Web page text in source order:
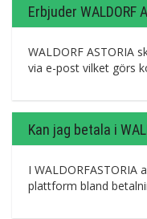
Erbjuder WALDORF
WALDORF ASTORIA
via e-post vilket görs
Kan jag betala i
I WALDORFASTORIA
plattform bland